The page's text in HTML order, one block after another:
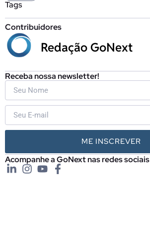
Tags
Contribuidores
Redação GoNext
Receba nossa newsletter!
ME INSCREVER
Acompanhe a GoNext nas redes sociais